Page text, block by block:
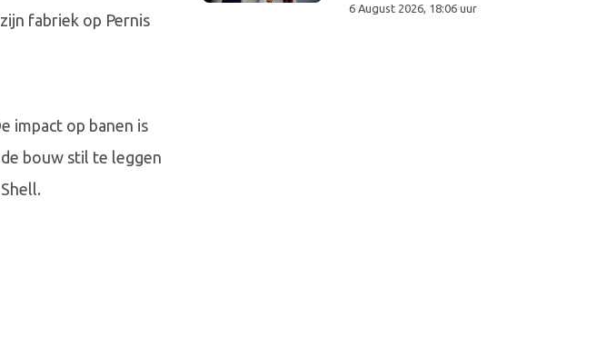
fabriek op Pernis
impact op banen is
bouw stil te leggen
6 August 2026, 18:06 uur